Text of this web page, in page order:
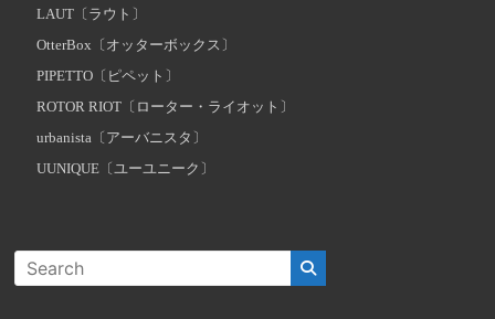
LAUT〔ラウト〕
OtterBox〔オッターボックス〕
PIPETTO〔ピペット〕
ROTOR RIOT〔ローター・ライオット〕
urbanista〔アーバニスタ〕
UUNIQUE〔ユーユニーク〕